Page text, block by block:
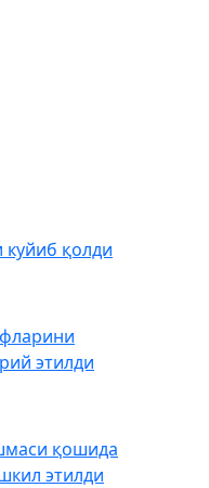
куйиб қолди
этилди
қошида
этилди